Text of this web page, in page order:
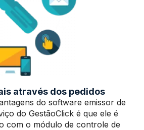
através dos pedidos
do software emissor de
do GestãoClick é que ele é
com o módulo de controle de